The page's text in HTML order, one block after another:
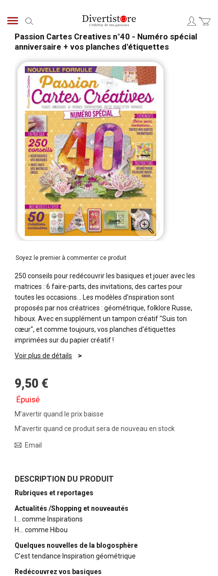
Passion Cartes Creatives n°40 - Numéro spécial
anniversaire + vos planches d'étiquettes
Passer
à
galerie
d’images
Soyez le premier à commenter ce produit
250 conseils pour redécouvrir les basiques et jouer avec les
matrices : 6 faire-parts, des invitations, des cartes pour
toutes les occasions… Les modèles d'nspiration sont
proposés par nos créatrices : géométrique, folklore Russe,
hiboux. Avec en supplément un tampon créatif "Suis ton
cœur", et comme toujours, vos planches d'étiquettes
imprimées sur du papier créatif !
Voir plus de détails
9,50 €
Épuisé
M’avertir quand le prix baisse
M’avertir quand ce produit sera de nouveau en stock
Email
DESCRIPTION DU PRODUIT
Rubriques et reportages
Actualités /Shopping et nouveautés
I… comme Inspirations
H… comme Hibou
Quelques nouvelles de la blogosphère
C’est tendance Inspiration géométrique
Redécouvrez vos basiques